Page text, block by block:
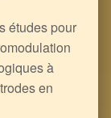
études pour
à
en